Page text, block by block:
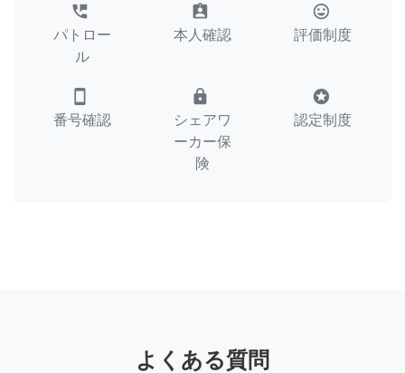
perm_phone_msg
パトロー
ル
assignment_ind
本人確認
tag_faces
評価制度
smartphone
番号確認
lock
シェアワ
ーカー保
険
stars
認定制度
よくある質問